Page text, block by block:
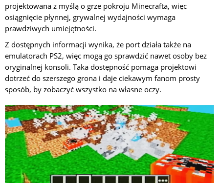
projektowana z myślą o grze pokroju Minecrafta, więc
osiągnięcie płynnej, grywalnej wydajności wymaga
prawdziwych umiejętności.
Z dostępnych informacji wynika, że port działa także na
emulatorach PS2, więc mogą go sprawdzić nawet osoby bez
oryginalnej konsoli. Taka dostępność pomaga projektowi
dotrzeć do szerszego grona i daje ciekawym fanom prosty
sposób, by zobaczyć wszystko na własne oczy.